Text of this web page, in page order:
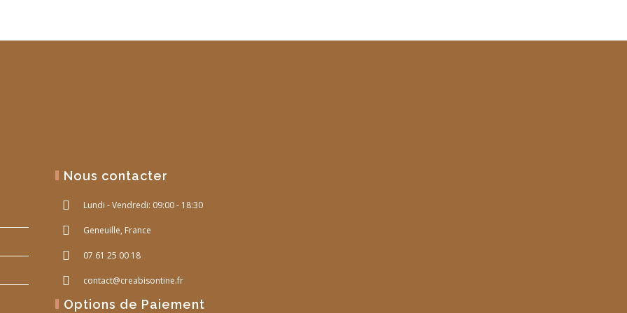
Nous contacter
Lundi - Vendredi: 09:00 - 18:30
Geneuille, France
07 61 25 00 18
contact@creabisontine.fr
Options de Paiement